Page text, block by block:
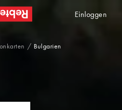
Bulgarien
Einloggen